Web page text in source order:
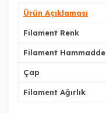
Ürün Açıklaması
Filament Renk
Filament Hammadde
Çap
Filament Ağırlık